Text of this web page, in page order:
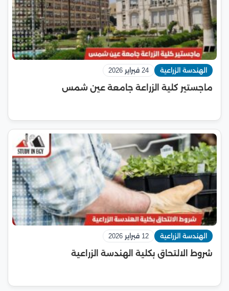
الهندسة الزراعية 24 فبراير 2026
ماجستير كلية الزراعة جامعة عين شمس
الهندسة الزراعية 12 فبراير 2026
شروط الالتحاق بكلية الهندسة الزراعية